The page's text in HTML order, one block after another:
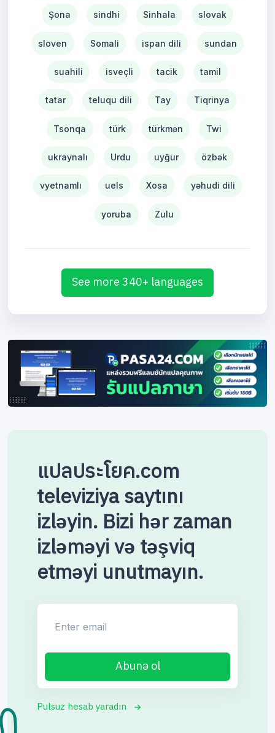
Şona sindhi Sinhala slovak
sloven Somali ispan dili sundan
suahili isveçli tacik tamil
tatar teluqu dili Tay Tiqrinya
Tsonqa türk türkmən Twi
ukraynalı Urdu uyğur özbək
vyetnamlı uels Xosa yəhudi dili
yoruba Zulu
See more 340+ languages
แปลประโยค.com
televiziya saytını
izləyin. Bizi hər zaman
izləməyi və təşviq
etməyi unutmayın.
Abunə ol
Pulsuz hesab yaradın